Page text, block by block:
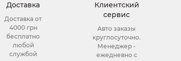
Доставка
Доставка от
4000 грн
бесплатно
любой
службой
Клиентский
сервис
Авто заказы
круглосуточно.
Менеджер -
ежедневно с